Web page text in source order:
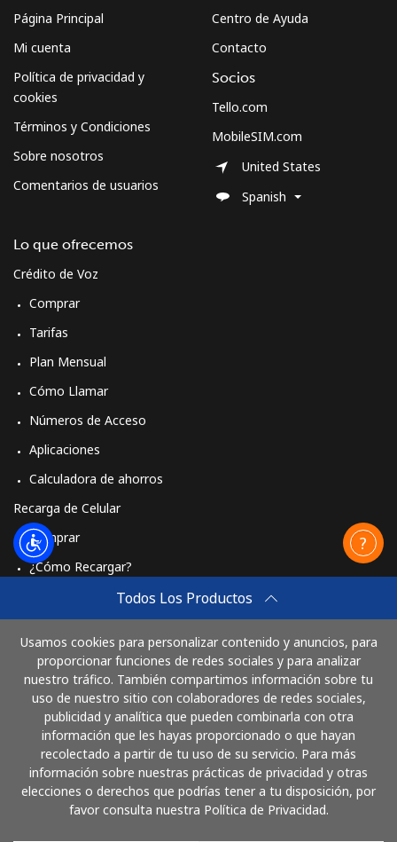
Todos Los Productos
Usamos cookies para personalizar contenido y anuncios, para
proporcionar funciones de redes sociales y para analizar
nuestro tráfico. También compartimos información sobre tu
uso de nuestro sitio con colaboradores de redes sociales,
publicidad y analítica que pueden combinarla con otra
información que les hayas proporcionado o que hayan
recolectado a partir de tu uso de su servicio. Para más
información sobre nuestras prácticas de privacidad y otras
elecciones o derechos que podrías tener a tu disposición, por
favor consulta nuestra Política de Privacidad.
Página Principal
Mi cuenta
Política de privacidad y
cookies
Términos y Condiciones
Sobre nosotros
Comentarios de usuarios
Lo que ofrecemos
Crédito de Voz
Comprar
Tarifas
Plan Mensual
Cómo Llamar
Números de Acceso
Aplicaciones
Calculadora de ahorros
Recarga de Celular
Comprar
¿Cómo Recargar?
Comprar
Cómo funciona
Centro de Ayuda
Contacto
Socios
Tello.com
MobileSIM.com
United States
Spanish
Paga con